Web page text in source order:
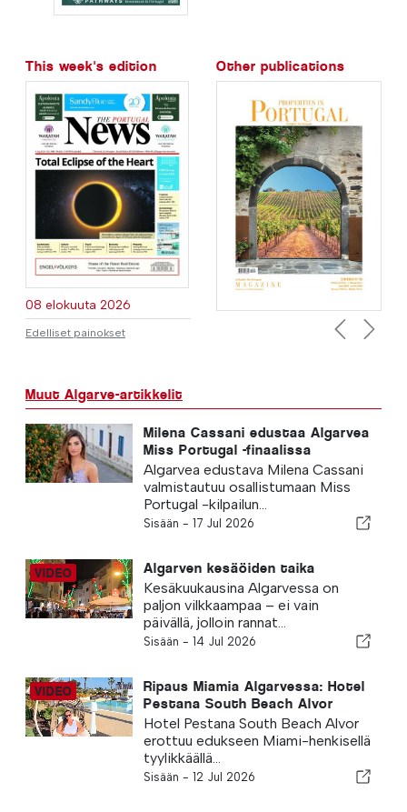
This week's edition
08 elokuuta 2026
Edelliset painokset
Other publications
Previous
Next
Muut Algarve-artikkelit
Milena Cassani edustaa Algarvea
Miss Portugal -finaalissa
Algarvea edustava Milena Cassani
valmistautuu osallistumaan Miss
Portugal -kilpailun...
Sisään - 17 Jul 2026
Algarven kesäöiden taika
Kesäkuukausina Algarvessa on
paljon vilkkaampaa – ei vain
päivällä, jolloin rannat...
Sisään - 14 Jul 2026
Ripaus Miamia Algarvessa: Hotel
Pestana South Beach Alvor
Hotel Pestana South Beach Alvor
erottuu edukseen Miami-henkisellä
tyylikkäällä...
Sisään - 12 Jul 2026